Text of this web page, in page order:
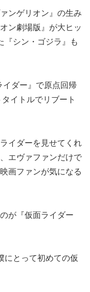
ンゲリオン』の生み
ン劇場版』が大ヒッ
『シン・ゴジラ』も
ダー』で原点回帰
イトルでリブート
イダーを見せてくれ
エヴァファンだけで
画ファンが気になる
が『仮面ライダー
にとって初めての仮